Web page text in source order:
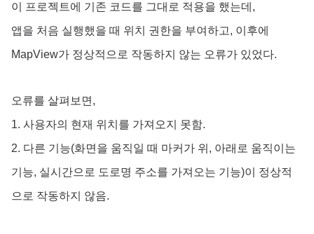
이 프로젝트에 기존 코드를 그대로 적용을 했는데,
앱을 처음 실행했을 때 위치 권한을 부여하고, 이후에
MapView가 정상적으로 작동하지 않는 오류가 있었다.
오류를 살펴보면,
1. 사용자의 현재 위치를 가져오지 못함.
2. 다른 기능(화면을 움직일 때 마커가 위, 아래로 움직이는
기능, 실시간으로 도로명 주소를 가져오는 기능)이 정상적
으로 작동하지 않음.